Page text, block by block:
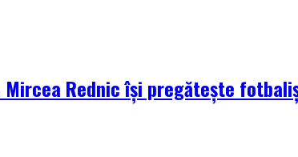
Rednic își pregătește